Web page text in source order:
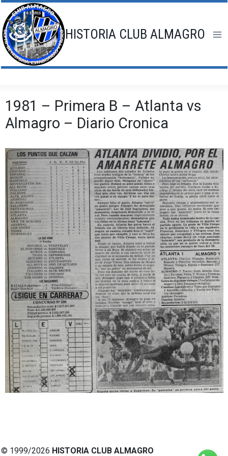
Saltar
al
contenido
HISTORIA CLUB ALMAGRO
1981 – Primera B – Atlanta vs
Almagro – Diario Cronica
© 1999/2026 HISTORIA CLUB ALMAGRO